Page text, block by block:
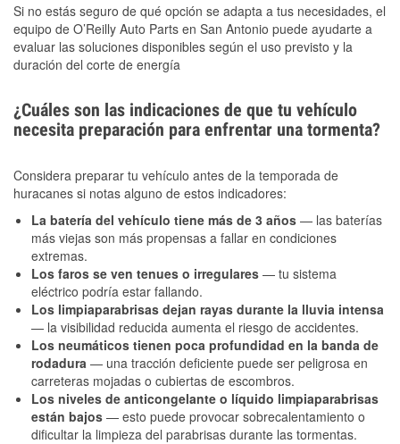
Si no estás seguro de qué opción se adapta a tus necesidades, el
equipo de O’Reilly Auto Parts en San Antonio puede ayudarte a
evaluar las soluciones disponibles según el uso previsto y la
duración del corte de energía
¿Cuáles son las indicaciones de que tu vehículo
necesita preparación para enfrentar una tormenta?
Considera preparar tu vehículo antes de la temporada de
huracanes si notas alguno de estos indicadores:
La batería del vehículo tiene más de 3 años — las baterías
más viejas son más propensas a fallar en condiciones
extremas.
Los faros se ven tenues o irregulares — tu sistema
eléctrico podría estar fallando.
Los limpiaparabrisas dejan rayas durante la lluvia intensa
— la visibilidad reducida aumenta el riesgo de accidentes.
Los neumáticos tienen poca profundidad en la banda de
rodadura — una tracción deficiente puede ser peligrosa en
carreteras mojadas o cubiertas de escombros.
Los niveles de anticongelante o líquido limpiaparabrisas
están bajos — esto puede provocar sobrecalentamiento o
dificultar la limpieza del parabrisas durante las tormentas.